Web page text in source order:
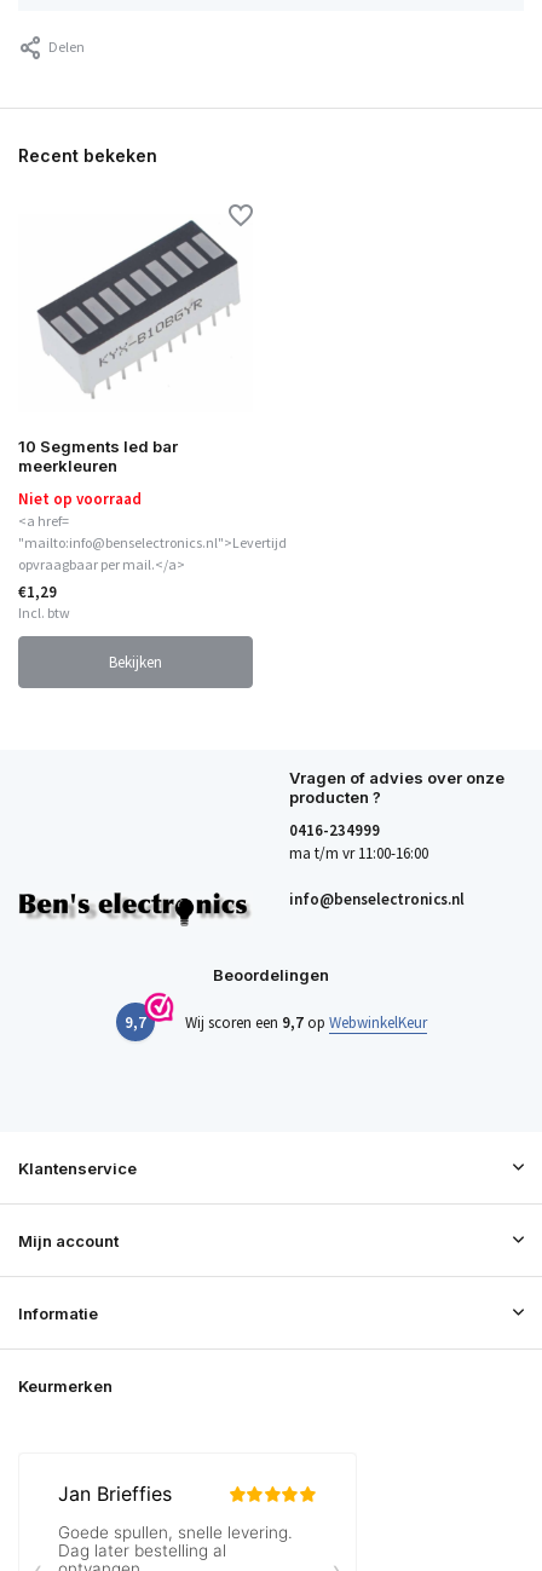
Delen
Recent bekeken
10 Segments led bar
meerkleuren
Niet op voorraad
<a href=
"mailto:info@benselectronics.nl">Levertijd
opvraagbaar per mail.</a>
€1,29
Incl. btw
Bekijken
Vragen of advies over onze
producten ?
0416-234999
ma t/m vr 11:00-16:00
info@benselectronics.nl
Beoordelingen
9,7 Wij scoren een 9,7op WebwinkelKeur
Klantenservice
Mijn account
Informatie
Keurmerken